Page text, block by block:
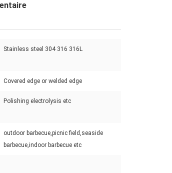
Stainless steel 304 316 316L
Covered edge or welded edge
Polishing electrolysis etc
outdoor barbecue,picnic field,seaside
barbecue,indoor barbecue etc